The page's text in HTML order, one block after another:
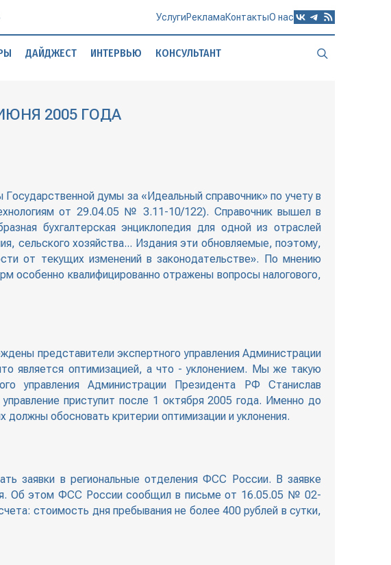
УслугиРекламаКонтактыО нас
ДАЙДЖЕСТ ИНТЕРВЬЮ КОНСУЛЬТАНТ
2005 ГОДА
думы за «Идеальный справочник» по учету в
от 29.04.05 № 3.11-10/122). Справочник вышел в
бухгалтерская энциклопедия для одной из отраслей
сельского хозяйства... Издания эти обновляемые, поэтому,
от текущих изменений в законодательстве». По мнению
особенно квалифицированно отражены вопросы налогового,
представители экспертного управления Администрации
является оптимизацией, а что - уклонением. Мы же такую
управления Администрации Президента РФ Станислав
приступит после 1 октября 2005 года. Именно до
обосновать критерии оптимизации и уклонения.
заявки в региональные отделения ФСС России. В заявке
Об этом ФСС России сообщил в письме от 16.05.05 № 02-
стоимость дня пребывания не более 400 рублей в сутки,